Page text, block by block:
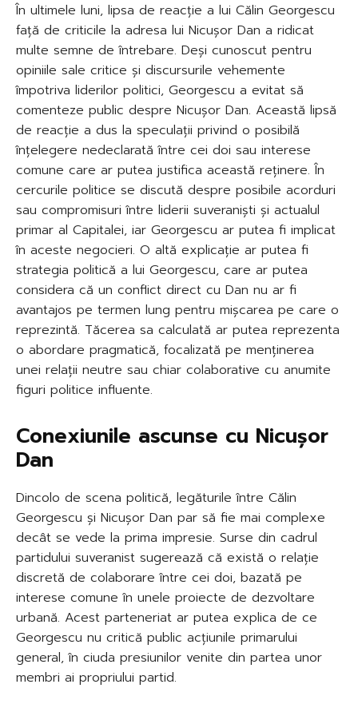
În ultimele luni, lipsa de reacție a lui Călin Georgescu
față de criticile la adresa lui Nicușor Dan a ridicat
multe semne de întrebare. Deși cunoscut pentru
opiniile sale critice și discursurile vehemente
împotriva liderilor politici, Georgescu a evitat să
comenteze public despre Nicușor Dan. Această lipsă
de reacție a dus la speculații privind o posibilă
înțelegere nedeclarată între cei doi sau interese
comune care ar putea justifica această reținere. În
cercurile politice se discută despre posibile acorduri
sau compromisuri între liderii suveraniști și actualul
primar al Capitalei, iar Georgescu ar putea fi implicat
în aceste negocieri. O altă explicație ar putea fi
strategia politică a lui Georgescu, care ar putea
considera că un conflict direct cu Dan nu ar fi
avantajos pe termen lung pentru mișcarea pe care o
reprezintă. Tăcerea sa calculată ar putea reprezenta
o abordare pragmatică, focalizată pe menținerea
unei relații neutre sau chiar colaborative cu anumite
figuri politice influente.
Conexiunile ascunse cu Nicușor
Dan
Dincolo de scena politică, legăturile între Călin
Georgescu și Nicușor Dan par să fie mai complexe
decât se vede la prima impresie. Surse din cadrul
partidului suveranist sugerează că există o relație
discretă de colaborare între cei doi, bazată pe
interese comune în unele proiecte de dezvoltare
urbană. Acest parteneriat ar putea explica de ce
Georgescu nu critică public acțiunile primarului
general, în ciuda presiunilor venite din partea unor
membri ai propriului partid.